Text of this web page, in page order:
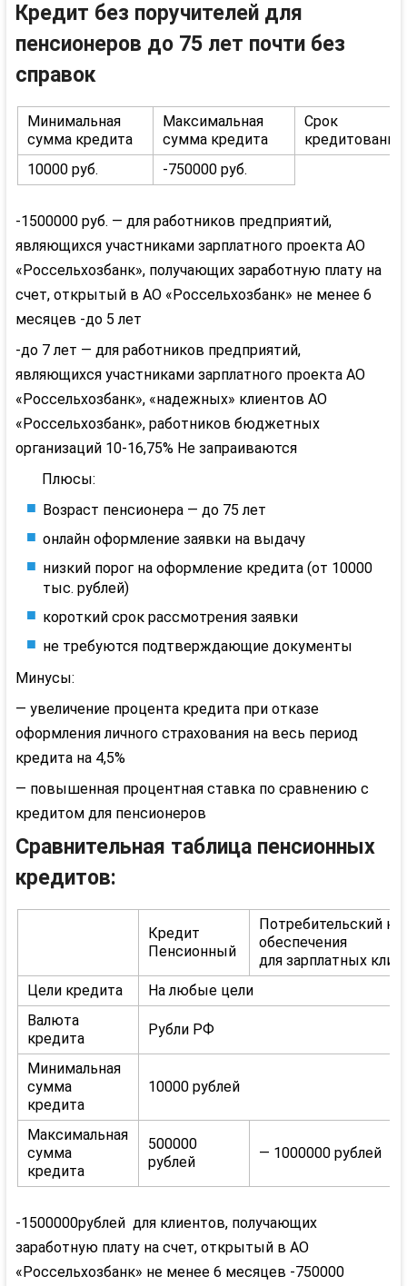
Кредит без поручителей для
пенсионеров до 75 лет почти без
справок
Минимальная
сумма кредита
Максимальная
сумма кредита
Срок
кредитования
10000 руб.
-750000 руб.
-1500000 руб. — для работников предприятий,
являющихся участниками зарплатного проекта АО
«Россельхозбанк», получающих заработную плату на
счет, открытый в АО «Россельхозбанк» не менее 6
месяцев -до 5 лет
-до 7 лет — для работников предприятий,
являющихся участниками зарплатного проекта АО
«Россельхозбанк», «надежных» клиентов АО
«Россельхозбанк», работников бюджетных
организаций 10-16,75% Не запраиваются
Плюсы:
Возраст пенсионера — до 75 лет
онлайн оформление заявки на выдачу
низкий порог на оформление кредита (от 10000
тыс. рублей)
короткий срок рассмотрения заявки
не требуются подтверждающие документы
Минусы:
— увеличение процента кредита при отказе
оформления личного страхования на весь период
кредита на 4,5%
— повышенная процентная ставка по сравнению с
кредитом для пенсионеров
Сравнительная таблица пенсионных
кредитов:
Кредит
Пенсионный
Потребительский
обеспечения
для зарплатных
Цели кредита
На любые цели
Валюта
кредита
Рубли РФ
Минимальная
сумма
кредита
10000 рублей
Максимальная
сумма
кредита
500000
рублей
— 1000000 рублей
-1500000рублей для клиентов, получающих
заработную плату на счет, открытый в АО
«Россельхозбанк» не менее 6 месяцев -750000